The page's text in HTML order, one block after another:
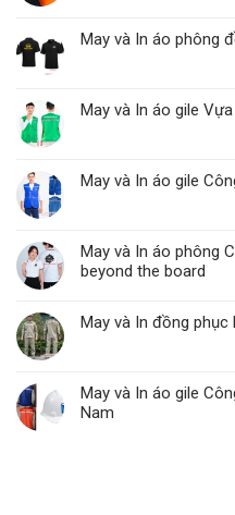
May và In áo phông
May và In áo gile
May và In áo gile
May và In áo phông
beyond the board
May và In đồng
May và In áo gile
Nam